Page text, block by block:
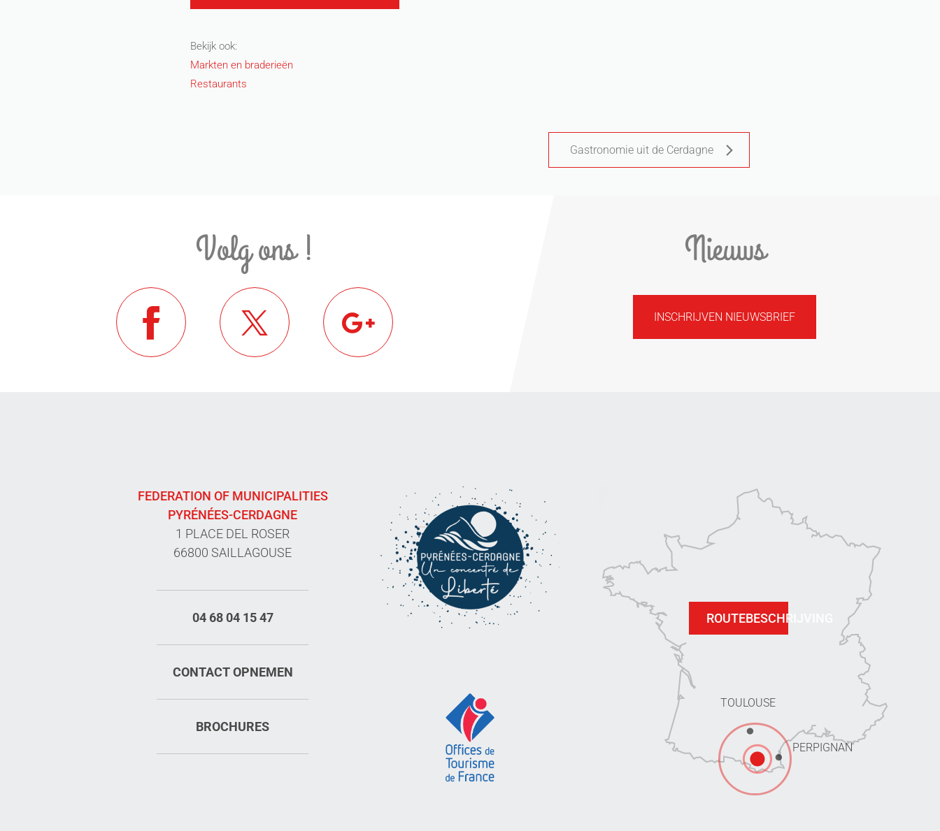
Bekijk ook:
Markten en braderieën
Restaurants
Gastronomie uit de Cerdagne
Volg ons ! Nieuws
INSCHRIJVEN NIEUWSBRIEF
FEDERATION OF MUNICIPALITIES
PYRÉNÉES-CERDAGNE
1 PLACE DEL ROSER
66800 SAILLAGOUSE
04 68 04 15 47
CONTACT OPNEMEN
BROCHURES
TOULOUSE
PERPIGNAN
ROUTEBESCHRIJVING